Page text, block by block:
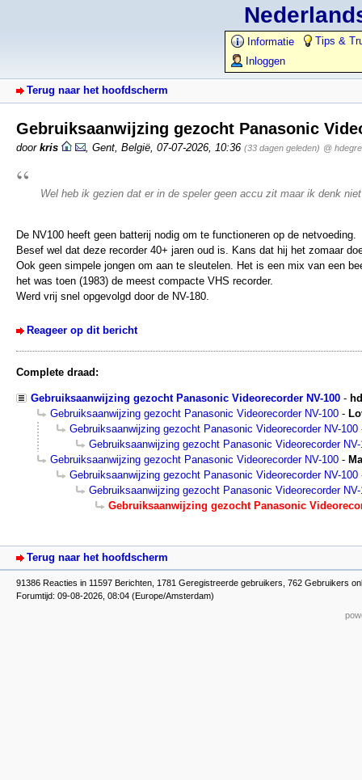
Informatie
Tips &
Inloggen
Terug naar het hoofdscherm
Gebruiksaanwijzing gezocht Panasonic
door kris Gent, België 07-07-2026, 10:36 (33 dagen geleden) @
Wel heb ik gezien dat er in de speler geen accu zit maar ik denk
De NV100 heeft geen batterij nodig om te functioneren op de netvoeding.
Besef wel dat deze recorder 40+ jaren oud is. Kans dat hij het zomaar
Ook geen simpele jongen om aan te sleutelen. Het is een mix van een
het was toen (1983) de meest compacte VHS recorder.
Werd vrij snel opgevolgd door de NV-180.
Reageer op dit bericht
Complete draad:
Gebruiksaanwijzing gezocht Panasonic Videorecorder NV-100 -
Gebruiksaanwijzing gezocht Panasonic Videorecorder NV-100 -
Gebruiksaanwijzing gezocht Panasonic Videorecorder NV-100
Gebruiksaanwijzing gezocht Panasonic Videorecorder NV-
Gebruiksaanwijzing gezocht Panasonic Videorecorder NV-100 -
Gebruiksaanwijzing gezocht Panasonic Videorecorder NV-100
Gebruiksaanwijzing gezocht Panasonic Videorecorder NV-
Gebruiksaanwijzing gezocht Panasonic
Terug naar het hoofdscherm
91386 Reacties in 11597 Berichten, 1781 Geregistreerde gebruikers, 762 Gebruikers
Forumtijd: 09-08-2026, 08:04 (Europe/Amsterdam)